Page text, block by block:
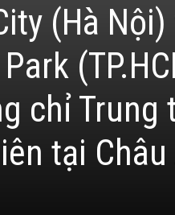
(Hà
chỉ Trung
tại Châu